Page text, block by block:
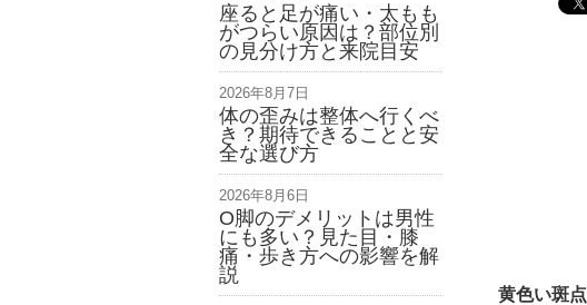
座ると足が痛い・太もも
がつらい原因は？部位別
の見分け方と来院目安
2026年8月7日
体の歪みは整体へ行くべ
き？期待できることと安
全な選び方
2026年8月6日
O脚のデメリットは男性
にも多い？見た目・膝
痛・歩き方への影響を解
説
黄色い斑